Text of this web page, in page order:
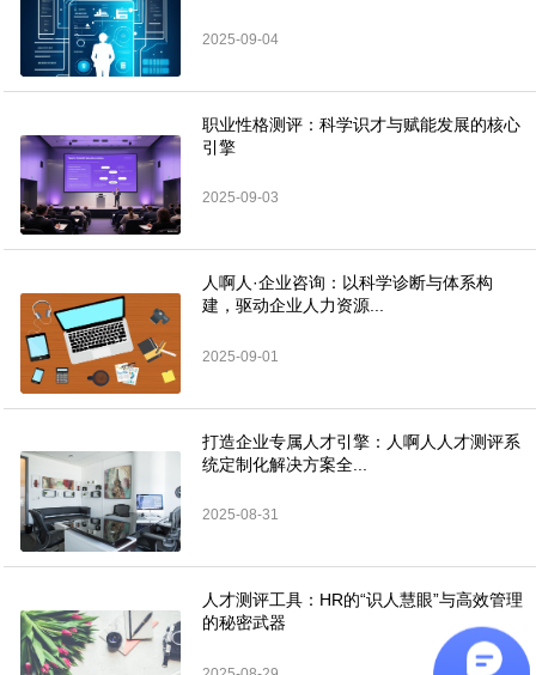
2025-09-04
职业性格测评：科学识才与赋能发展的核心
引擎
2025-09-03
人啊人·企业咨询：以科学诊断与体系构
建，驱动企业人力资源...
2025-09-01
打造企业专属人才引擎：人啊人人才测评系
统定制化解决方案全...
2025-08-31
人才测评工具：HR的“识人慧眼”与高效管理
的秘密武器